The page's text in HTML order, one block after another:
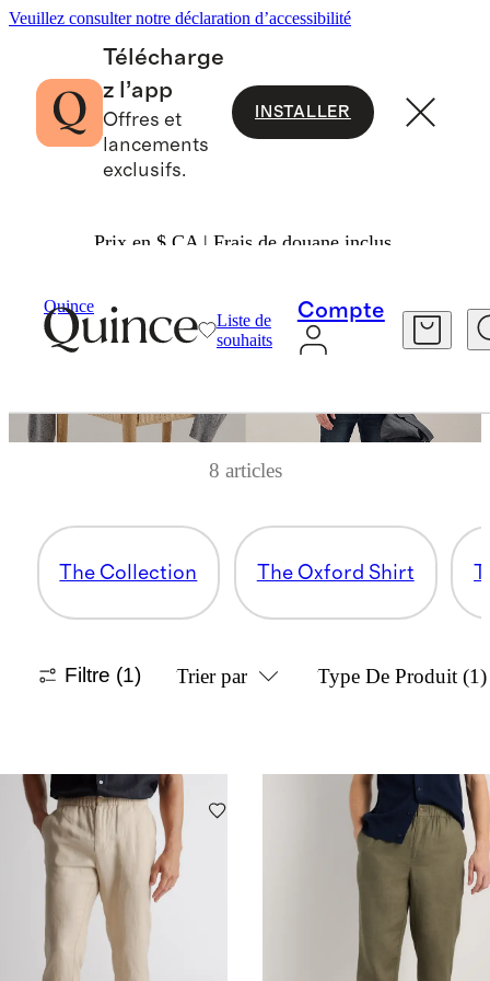
Veuillez consulter notre déclaration d’accessibilité
Télécharge
z l’app
Offres et
lancements
exclusifs.
INSTALLER
Prix en $ CA | Frais de douane inclus.
Quince
Liste de
souhaits
Compte
8 articles
The Collection The Oxford Shirt
Filtre (1) Trier par Type De Produit (1)